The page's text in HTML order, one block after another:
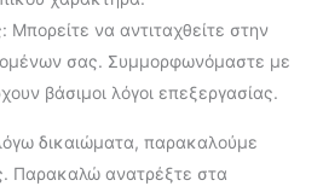
Μπορείτε να αντιταχθείτε στην
σας. Συμμορφωνόμαστε με
βάσιμοι λόγοι επεξεργασίας.
δικαιώματα, παρακαλούμε
Παρακαλώ ανατρέξτε στα